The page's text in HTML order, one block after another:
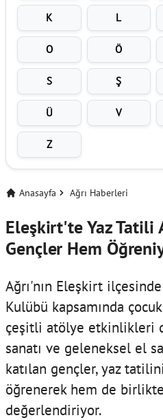
K L
O Ö
S Ş
Ü V
Z
Anasayfa Ağrı Haberleri
Eleşkirt'te Yaz Tatili
Gençler Hem
Ağrı'nın Eleşkirt
Kulübü kapsamında
çeşitli atölye etkinlikleri
sanatı ve geleneksel el
katılan gençler, yaz
öğrenerek hem de
değerlendiriyor.